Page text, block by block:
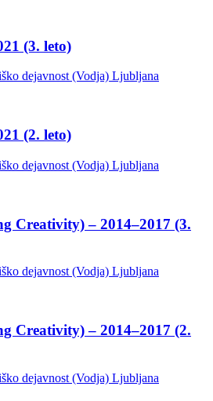
(3. leto)
dejavnost (Vodja) Ljubljana
(2. leto)
dejavnost (Vodja) Ljubljana
Creativity) – 2014–2017 (3.
dejavnost (Vodja) Ljubljana
Creativity) – 2014–2017 (2.
dejavnost (Vodja) Ljubljana